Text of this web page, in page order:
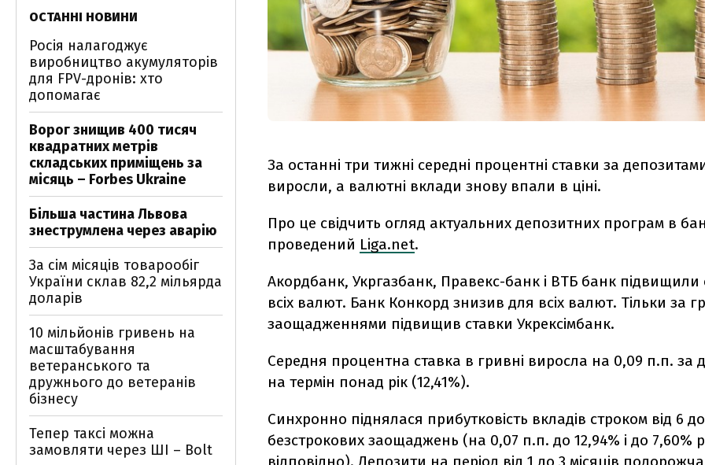
За останні три тижні середні процентні ставки за
виросли, а валютні вклади знову впали в ціні.
Про це свідчить огляд актуальних депозитних програм в
проведений Liga.net.
Акордбанк, Укргазбанк, Правекс-банк і ВТБ банк підвищили
всіх валют. Банк Конкорд знизив для всіх валют. Тільки за
заощадженнями підвищив ставки Укрексімбанк.
Середня процентна ставка в гривні виросла на 0,09 п.п. за
на термін понад рік (12,41%).
Синхронно піднялася прибутковість вкладів строком від 6 до
безстрокових заощаджень (на 0,07 п.п. до 12,94% і до 7,60%
ОСТАННІ НОВИНИ
Росія налагоджує
виробництво акумуляторів
для FPV-дронів: хто
допомагає
Ворог знищив 400 тисяч
квадратних метрів
складських приміщень за
місяць – Forbes Ukraine
Більша частина Львова
знеструмлена через аварію
За сім місяців товарообіг
України склав 82,2 мільярда
доларів
10 мільйонів гривень на
масштабування
ветеранського та
дружнього до ветеранів
бізнесу
Тепер таксі можна
замовляти через ШІ – Bolt